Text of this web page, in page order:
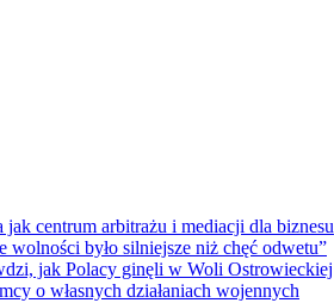
centrum arbitrażu i mediacji dla biznesu
wolności było silniejsze niż chęć odwetu”
jak Polacy ginęli w Woli Ostrowieckiej
o własnych działaniach wojennych